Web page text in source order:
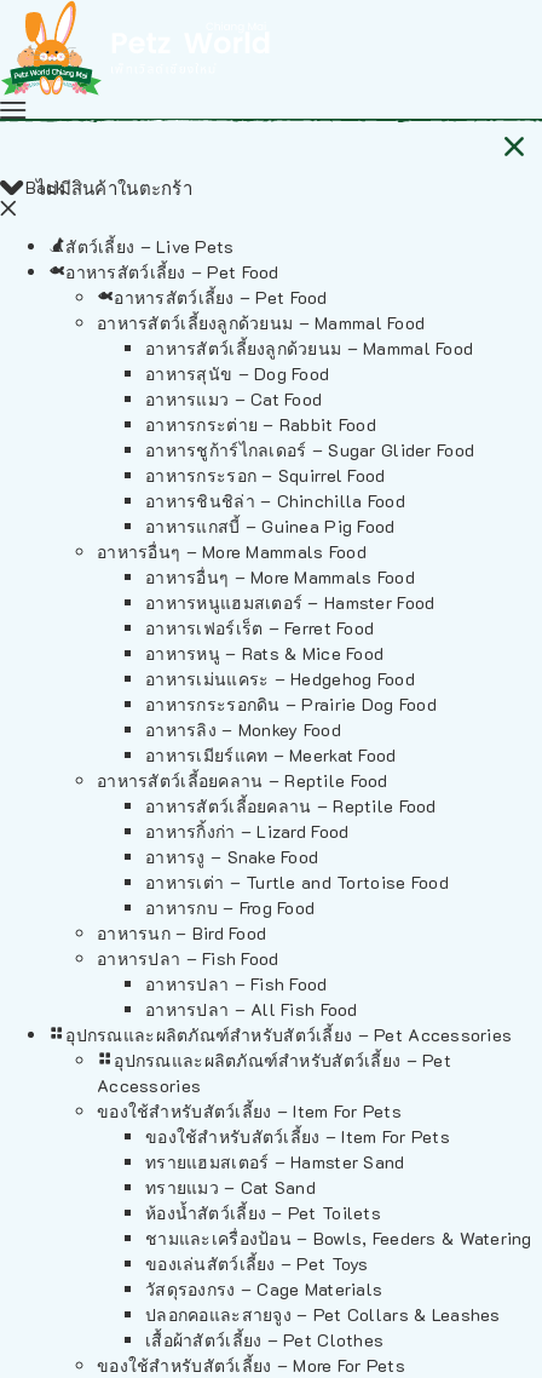
ไม่มีสินค้าในตะกร้า
Back
สัตว์เลี้ยง – Live Pets
อาหารสัตว์เลี้ยง – Pet Food
อาหารสัตว์เลี้ยง – Pet Food
อาหารสัตว์เลี้ยงลูกด้วยนม – Mammal Food
อาหารสัตว์เลี้ยงลูกด้วยนม – Mammal Food
อาหารสุนัข – Dog Food
อาหารแมว – Cat Food
อาหารกระต่าย – Rabbit Food
อาหารชูก้าร์ไกลเดอร์ – Sugar Glider Food
อาหารกระรอก – Squirrel Food
อาหารชินชิล่า – Chinchilla Food
อาหารแกสบี้ – Guinea Pig Food
อาหารอื่นๆ – More Mammals Food
อาหารอื่นๆ – More Mammals Food
อาหารหนูแฮมสเตอร์ – Hamster Food
อาหารเฟอร์เร็ต – Ferret Food
อาหารหนู – Rats & Mice Food
อาหารเม่นแคระ – Hedgehog Food
อาหารกระรอกดิน – Prairie Dog Food
อาหารลิง – Monkey Food
อาหารเมียร์แคท – Meerkat Food
อาหารสัตว์เลี้อยคลาน – Reptile Food
อาหารสัตว์เลี้อยคลาน – Reptile Food
อาหารกิ้งก่า – Lizard Food
อาหารงู – Snake Food
อาหารเต่า – Turtle and Tortoise Food
อาหารกบ – Frog Food
อาหารนก – Bird Food
อาหารปลา – Fish Food
อาหารปลา – Fish Food
อาหารปลา – All Fish Food
อุปกรณและผลิตภัณฑ์สำหรับสัตว์เลี้ยง – Pet Accessories
อุปกรณและผลิตภัณฑ์สำหรับสัตว์เลี้ยง – Pet
Accessories
ของใช้สำหรับสัตว์เลี้ยง – Item For Pets
ของใช้สำหรับสัตว์เลี้ยง – Item For Pets
ทรายแฮมสเตอร์ – Hamster Sand
ทรายแมว – Cat Sand
ห้องน้ำสัตว์เลี้ยง – Pet Toilets
ชามและเครื่องป้อน – Bowls, Feeders & Watering
ของเล่นสัตว์เลี้ยง – Pet Toys
วัสดุรองกรง – Cage Materials
ปลอกคอและสายจูง – Pet Collars & Leashes
เสื้อผ้าสัตว์เลี้ยง – Pet Clothes
ของใช้สำหรับสัตว์เลี้ยง – More For Pets